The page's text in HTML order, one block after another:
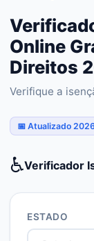
Online
Direitos
Verifique a
📅 Atualizado
♿Verificador
ESTADO